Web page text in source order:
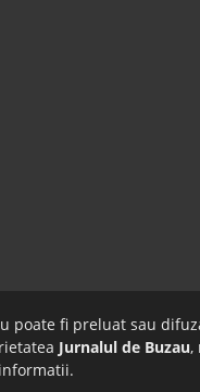
poate fi preluat sau
Jurnalul de Buzau,